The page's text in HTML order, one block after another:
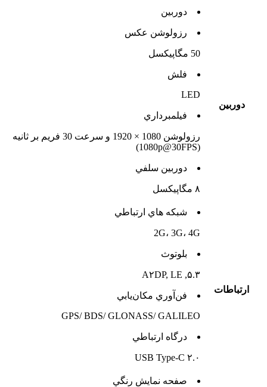
دوربين
دوربين
رزولوشن عکس
50 مگاپیکسل
فلش
LED
فيلمبرداري
رزولوشن 1080 × 1920 و سرعت 30 فریم بر ثانیه
(1080p@30FPS)
دوربين سلفي
۸ مگاپیکسل
ارتباطات
شبکه هاي ارتباطي
2G، 3G، 4G
بلوتوث
۵.۳, A۲DP, LE
فن‌آوري مکان‌يابي
GPS/ BDS/ GLONASS/ GALILEO
درگاه ارتباطي
USB Type-C ۲.۰
صفحه نمايش رنگي